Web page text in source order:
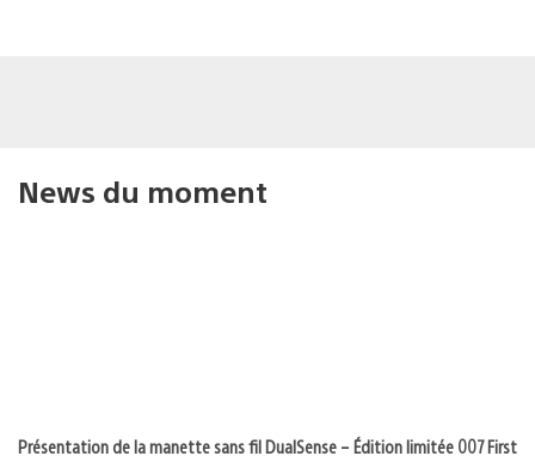
News du moment
Présentation de la manette sans fil DualSense – Édition limitée 007 First